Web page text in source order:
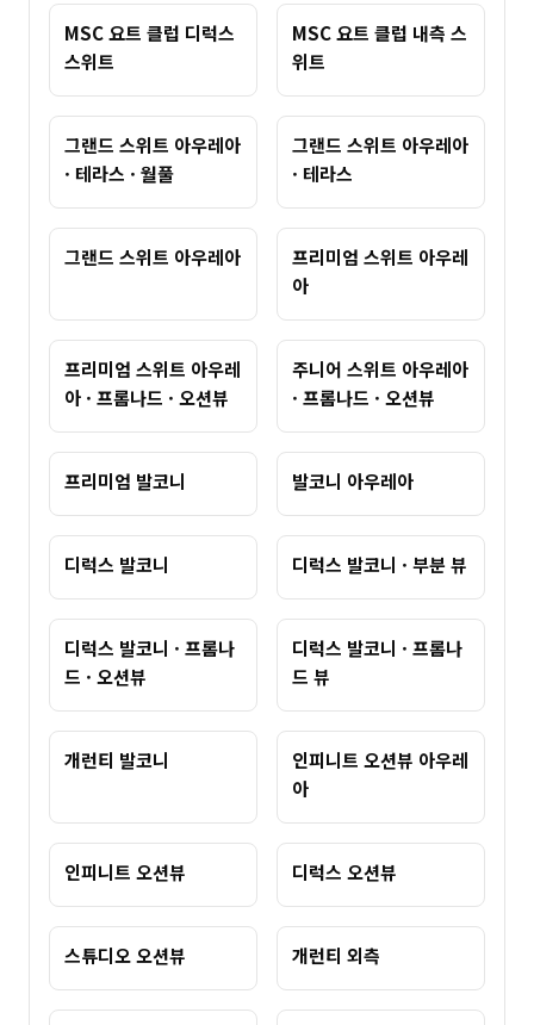
MSC 요트 클럽 디럭스
스위트
MSC 요트 클럽 내측 스
위트
그랜드 스위트 아우레아
· 테라스 · 월풀
그랜드 스위트 아우레아
· 테라스
그랜드 스위트 아우레아
프리미엄 스위트 아우레
아
프리미엄 스위트 아우레
아 · 프롬나드 · 오션뷰
주니어 스위트 아우레아
· 프롬나드 · 오션뷰
프리미엄 발코니 발코니 아우레아
디럭스 발코니 디럭스 발코니 · 부분 뷰
디럭스 발코니 · 프롬나
드 · 오션뷰
디럭스 발코니 · 프롬나
드 뷰
개런티 발코니
인피니트 오션뷰 아우레
아
인피니트 오션뷰 디럭스 오션뷰
스튜디오 오션뷰 개런티 외측